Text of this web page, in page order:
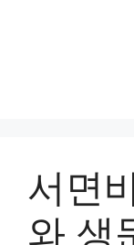
서면
와 생